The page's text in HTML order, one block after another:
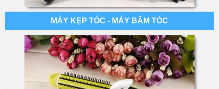
MÁY KẸP TÓC - MÁY BẤM TÓC